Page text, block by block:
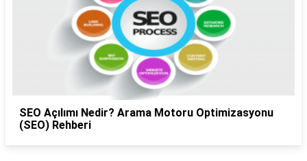
SEO Açılımı Nedir? Arama Motoru Optimizasyonu
(SEO) Rehberi